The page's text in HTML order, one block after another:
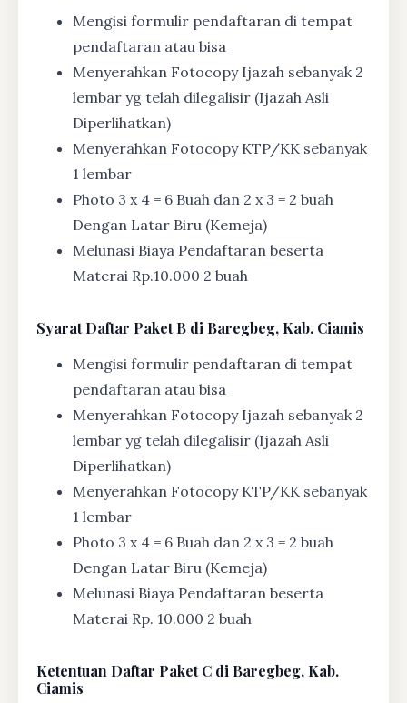
Mengisi formulir pendaftaran di tempat
pendaftaran atau bisa
Menyerahkan Fotocopy Ijazah sebanyak 2
lembar yg telah dilegalisir (Ijazah Asli
Diperlihatkan)
Menyerahkan Fotocopy KTP/KK sebanyak
1 lembar
Photo 3 x 4 = 6 Buah dan 2 x 3 = 2 buah
Dengan Latar Biru (Kemeja)
Melunasi Biaya Pendaftaran beserta
Materai Rp.10.000 2 buah
SyaratDaftar Paket B di Baregbeg, Kab. Ciamis
Mengisi formulir pendaftaran di tempat
pendaftaran atau bisa
Menyerahkan Fotocopy Ijazah sebanyak 2
lembar yg telah dilegalisir (Ijazah Asli
Diperlihatkan)
Menyerahkan Fotocopy KTP/KK sebanyak
1 lembar
Photo 3 x 4 = 6 Buah dan 2 x 3 = 2 buah
Dengan Latar Biru (Kemeja)
Melunasi Biaya Pendaftaran beserta
Materai Rp. 10.000 2 buah
Ketentuan Daftar Paket C di Baregbeg, Kab.
Ciamis